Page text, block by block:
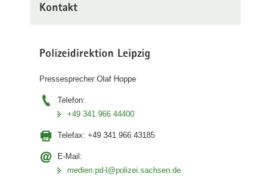
Kontakt
Polizeidirektion Leipzig
Pressesprecher Olaf Hoppe
Telefon:
+49 341 966 44400
Telefax: +49 341 966 43185
E-Mail:
medien.pd-l@polizei.sachsen.de